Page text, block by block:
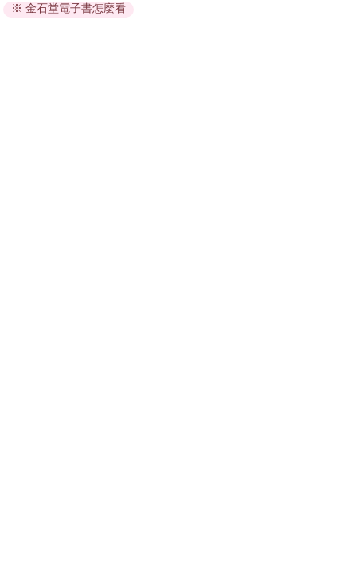
她分享、勾勒未來一段時間的計畫，例如：「等楓葉再紅一點之
因版權保護，您在金石堂所購買的電子書僅能以金石堂專屬
※ 金石堂電子書怎麼看